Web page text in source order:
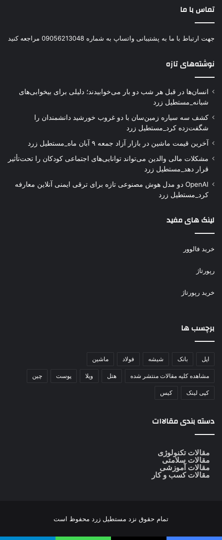
تماس با ما
جهت ارتباط با ما به پشتیبانی واتساپ به شماره 09056213048 مراجعه کنید
نوشته‌های تازه
انسان‌ها در قبل هر شب دو بار می‌خوابیدند؛ دلیلی برای بیخوابی‌های
شبانه_مستطیل زرد
کشف سه سیاره زمین‌سان با دو غروب خورشید دانشمندان را
شگفت‌زده کرد_مستطیل زرد
آخرین قیمت ماشین در بازار آزاد جمعه ۹ آبان ماه_مستطیل زرد
مشکلات مالی والدین می‌تواند توانایی‌های اجتماعی کودکان را تحت‌تأثیر
قرار دهد_مستطیل زرد
OpenAI دو مدل هوش مصنوعی تازه برای ترقی ایمنی آنلاین معارفه
کرد_مستطیل زرد
لینک های مفید
خرید فالوور
رپورتاژ
خرید رپورتاژ
برچسب ها
اپل بانک شیشه فولاد ماشین
مشاهده کلیه مقالات منتشر شده هتل ویلا پوست چین
کپی لینک کیس
دسته بندی مقالاات
مقالات تکنولوژی
مقالات سلامتی
مقالات آموزشی
مقالات کسب و کار
تمام حقوق نزد مستطیل زرد محفوظ است